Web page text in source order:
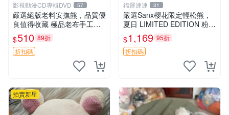
影視動漫CD專輯DVD 57
嚴選絕版老料安撫熊，品質優
良值得收藏 極品老布手工安
撫搖鈴玩具，適合哄睡寶貝
超柔老料搖鈴熊，專為孩子設
計的安心伴護 推薦絕版老布
製工藝搖鈴熊，可當作童
$510 89折
折扣碼
福運連連 31
嚴選Sanx櫻花限定輕松熊，
夏日 LIMITED EDITION 粉色
毛絨熊，背有拉鏈設計，肚內
填充豆袋，精致工藝呈現，狀
態如新，適合收藏與送人 櫻
$1,169 95折
折扣碼
拍賣新星